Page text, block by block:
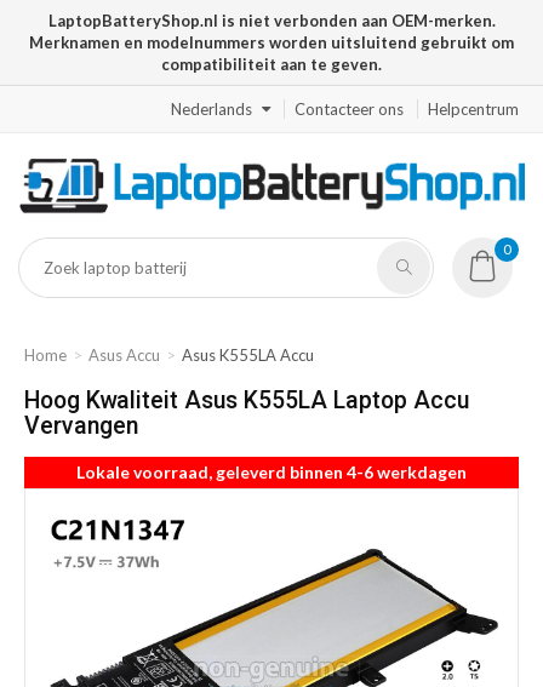
LaptopBatteryShop.nl is niet verbonden aan OEM-merken.
Merknamen en modelnummers worden uitsluitend gebruikt om
compatibiliteit aan te geven.
Nederlands Contacteer ons Helpcentrum
0
Home Asus Accu Asus K555LA Accu
Hoog Kwaliteit Asus K555LA Laptop Accu
Vervangen
Lokale voorraad, geleverd binnen 4-6 werkdagen